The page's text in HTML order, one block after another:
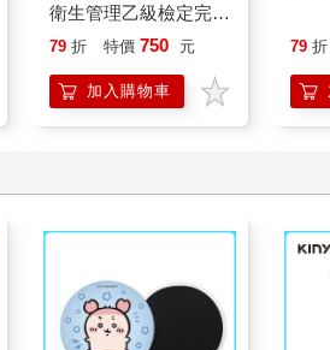
個人一樣，對於函館，有一種暗戀幾
抑或是這次的初夏，抵達函館時總是
落下來了。這次在函館三天兩夜住在
入住時旅館經理指著函館山的山頂(從
問題，山上的雲層不多，晚上應該還是
賭，想起第一次搭上纜車才三十秒，
景了。我心裡禱告，拜託老天爺賞我
衛生管理乙級檢定完勝
攻略｜2026版(套書)
79 折 特價 750 元
加入購物車
79 折
0.5 PURE聯名 4色組
元